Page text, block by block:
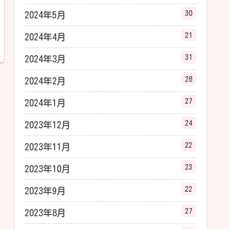
2024年5月 30
2024年4月 21
2024年3月 31
2024年2月 28
2024年1月 27
2023年12月 24
2023年11月 22
2023年10月 23
2023年9月 22
2023年8月 27